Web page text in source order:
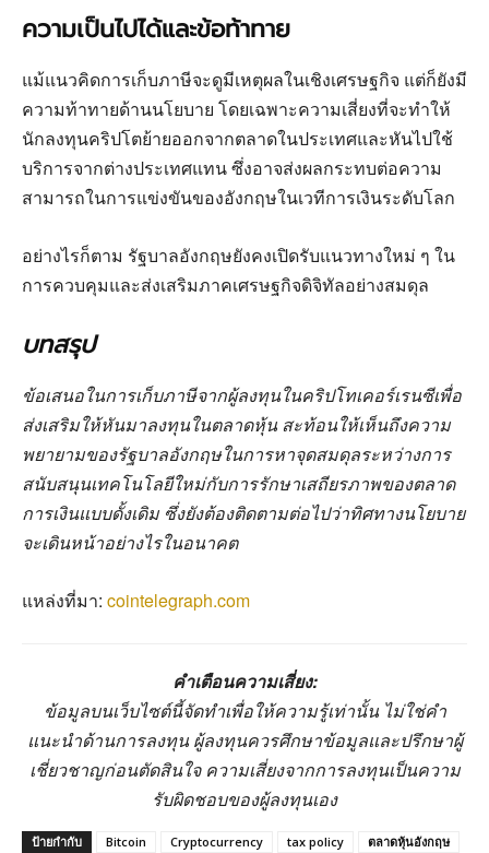
ความเป็นไปได้และข้อท้าทาย
แม้แนวคิดการเก็บภาษีจะดูมีเหตุผลในเชิงเศรษฐกิจ แต่ก็ยังมี
ความท้าทายด้านนโยบาย โดยเฉพาะความเสี่ยงที่จะทำให้
นักลงทุนคริปโตย้ายออกจากตลาดในประเทศและหันไปใช้
บริการจากต่างประเทศแทน ซึ่งอาจส่งผลกระทบต่อความ
สามารถในการแข่งขันของอังกฤษในเวทีการเงินระดับโลก
อย่างไรก็ตาม รัฐบาลอังกฤษยังคงเปิดรับแนวทางใหม่ ๆ ใน
การควบคุมและส่งเสริมภาคเศรษฐกิจดิจิทัลอย่างสมดุล
บทสรุป
ข้อเสนอในการเก็บภาษีจากผู้ลงทุนในคริปโทเคอร์เรนซีเพื่อ
ส่งเสริมให้หันมาลงทุนในตลาดหุ้น สะท้อนให้เห็นถึงความ
พยายามของรัฐบาลอังกฤษในการหาจุดสมดุลระหว่างการ
สนับสนุนเทคโนโลยีใหม่กับการรักษาเสถียรภาพของตลาด
การเงินแบบดั้งเดิม ซึ่งยังต้องติดตามต่อไปว่าทิศทางนโยบาย
จะเดินหน้าอย่างไรในอนาคต
แหล่งที่มา: cointelegraph.com
คำเตือนความเสี่ยง:
ข้อมูลบนเว็บไซต์นี้จัดทำเพื่อให้ความรู้เท่านั้น ไม่ใช่คำ
แนะนำด้านการลงทุน ผู้ลงทุนควรศึกษาข้อมูลและปรึกษาผู้
เชี่ยวชาญก่อนตัดสินใจ ความเสี่ยงจากการลงทุนเป็นความ
รับผิดชอบของผู้ลงทุนเอง
ป้ายกำกับ Bitcoin Cryptocurrency tax policy ตลาดหุ้นอังกฤษ